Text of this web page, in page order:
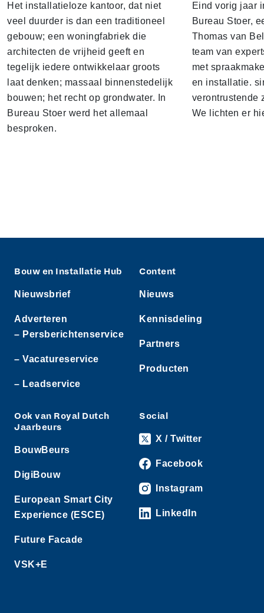
Het installatieloze kantoor, dat niet
veel duurder is dan een traditioneel
gebouw; een woningfabriek die
architecten de vrijheid geeft en
tegelijk iedere ontwikkelaar groots
laat denken; massaal binnenstedelijk
bouwen; het recht op grondwater. In
Bureau Stoer werd het allemaal
besproken.
Eind vorig jaar
Bureau Stoer,
Thomas van
team van
met
en installatie.
verontrustende
We lichten er
Bouw en Installatie Hub
Nieuwsbrief
Adverteren
– Persberichtenservice
– Vacatureservice
– Leadservice
Content
Nieuws
Kennisdeling
Partners
Producten
Ook van Royal Dutch
Jaarbeurs
BouwBeurs
DigiBouw
European Smart City
Experience (ESCE)
Future Facade
VSK+E
Social
X / Twitter
Facebook
Instagram
LinkedIn